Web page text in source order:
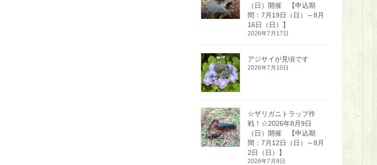
（日）開催 【申込期
間：7月19日（日）～8月
16日（日）】
2026年7月17日
アジサイが見頃です
2026年7月10日
☆ザリガニトラップ作
戦！☆2026年8月9日
（日）開催 【申込期
間：7月12日（日）～8月
2日（日）】
2026年7月9日